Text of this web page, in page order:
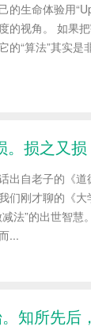
的生命体验用
的视角。 如果
的“算法”其实
。损之又
出自老子的《道
们刚才聊的《大
减法”的出世智慧
...
知所先后